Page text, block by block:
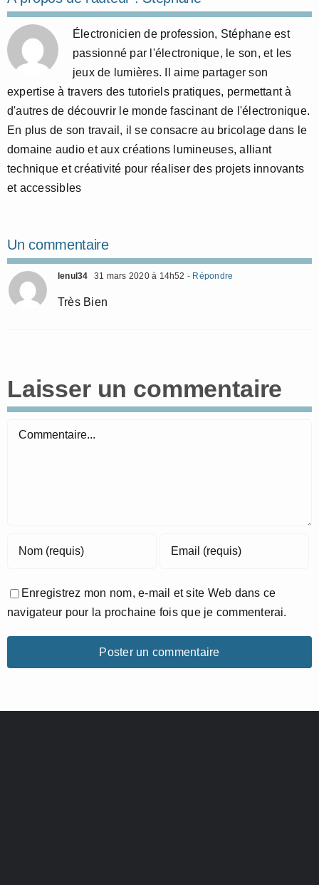
Électronicien de profession, Stéphane est
passionné par l'électronique, le son, et les
jeux de lumières. Il aime partager son
expertise à travers des tutoriels pratiques, permettant à
d'autres de découvrir le monde fascinant de l'électronique.
En plus de son travail, il se consacre au bricolage dans le
domaine audio et aux créations lumineuses, alliant
technique et créativité pour réaliser des projets innovants
et accessibles
Un commentaire
lenul34 31 mars 2020 à 14h52 - Répondre
Très Bien
Laisser un commentaire
Commentaire
Enregistrez mon nom, e-mail et site Web dans ce
navigateur pour la prochaine fois que je commenterai.